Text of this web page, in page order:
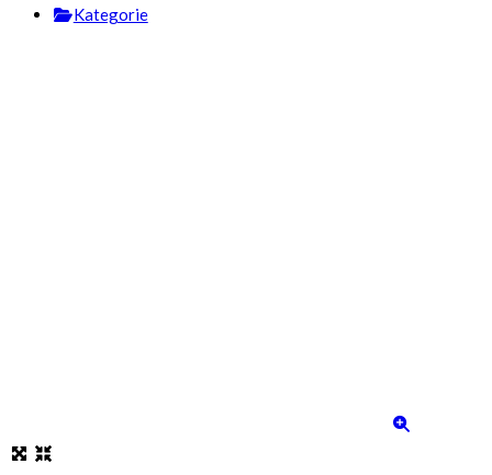
Kategorie